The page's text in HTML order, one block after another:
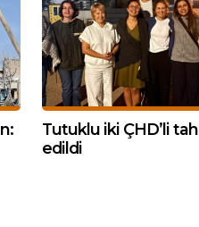
Tutuklu iki ÇHD’li
edildi